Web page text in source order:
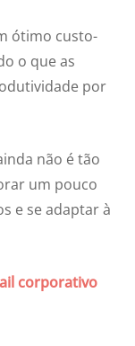
ótimo custo-
o que as
por
não é tão
um pouco
e se adaptar à
corporativo